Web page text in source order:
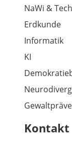
NaWi &
Erdkunde
Informatik
KI
Kontakt